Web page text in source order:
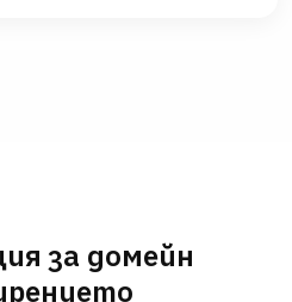
за домейн